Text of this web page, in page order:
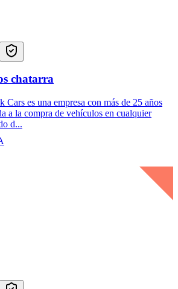
chatarra
Cars es una empresa con más de 25 años
a la compra de vehículos en cualquier
d...